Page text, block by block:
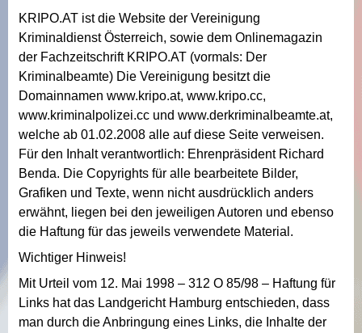
KRIPO.AT ist die Website der Vereinigung
Kriminaldienst Österreich, sowie dem Onlinemagazin
der Fachzeitschrift KRIPO.AT (vormals: Der
Kriminalbeamte) Die Vereinigung besitzt die
Domainnamen www.kripo.at, www.kripo.cc,
www.kriminalpolizei.cc und www.derkriminalbeamte.at,
welche ab 01.02.2008 alle auf diese Seite verweisen.
Für den Inhalt verantwortlich: Ehrenpräsident Richard
Benda. Die Copyrights für alle bearbeitete Bilder,
Grafiken und Texte, wenn nicht ausdrücklich anders
erwähnt, liegen bei den jeweiligen Autoren und ebenso
die Haftung für das jeweils verwendete Material.
Wichtiger Hinweis!
Mit Urteil vom 12. Mai 1998 – 312 O 85/98 – Haftung für
Links hat das Landgericht Hamburg entschieden, dass
man durch die Anbringung eines Links, die Inhalte der